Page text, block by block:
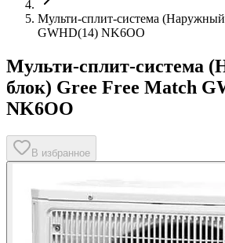
Мульти-сплит-система (Наружный
GWHD(14) NK6OO
Мульти-сплит-система
блок) Gree Free Match
NK6OO
В избранное